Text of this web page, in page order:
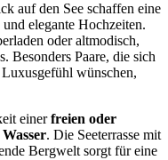
auf den See schaffen eine
elegante Hochzeiten.
oder altmodisch,
Besonders Paare, die sich
wünschen,
einerfreien oder
. Die Seeterrasse mit
Bergwelt sorgt für eine